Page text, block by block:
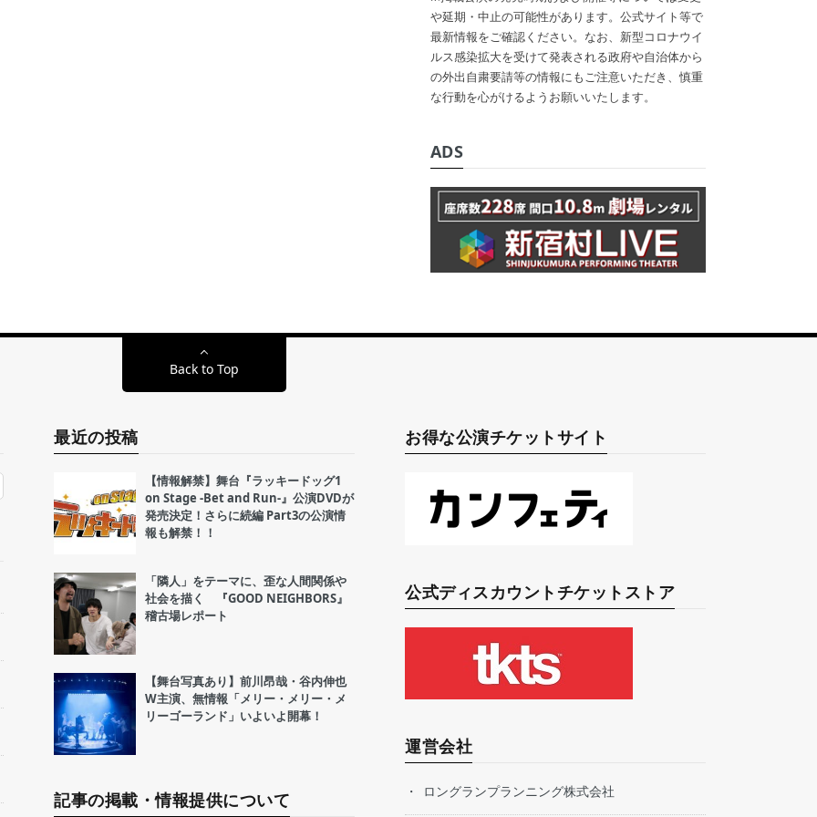
や延期・中止の可能性があります。公式サイト等で
最新情報をご確認ください。なお、新型コロナウイ
ルス感染拡大を受けて発表される政府や自治体から
の外出自粛要請等の情報にもご注意いただき、慎重
な行動を心がけるようお願いいたします。
ADS
Back to Top
最近の投稿
【情報解禁】舞台『ラッキードッグ1
on Stage -Bet and Run-』公演DVDが
発売決定！さらに続編 Part3の公演情
報も解禁！！
「隣人」をテーマに、歪な人間関係や
社会を描く 『GOOD NEIGHBORS』
稽古場レポート
【舞台写真あり】前川昂哉・谷内伸也
W主演、無情報「メリー・メリー・メ
リーゴーランド」いよいよ開幕！
記事の掲載・情報提供について
お得な公演チケットサイト
公式ディスカウントチケットストア
運営会社
ロングランプランニング株式会社